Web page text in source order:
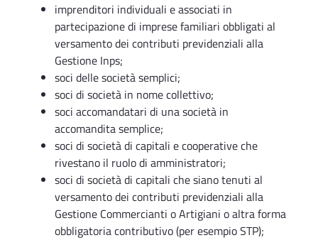
imprenditori individuali e associati in
partecipazione di imprese familiari obbligati al
versamento dei contributi previdenziali alla
Gestione Inps;
soci delle società semplici;
soci di società in nome collettivo;
soci accomandatari di una società in
accomandita semplice;
soci di società di capitali e cooperative che
rivestano il ruolo di amministratori;
soci di società di capitali che siano tenuti al
versamento dei contributi previdenziali alla
Gestione Commercianti o Artigiani o altra forma
obbligatoria contributivo (per esempio STP);